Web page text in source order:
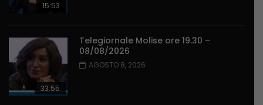
15:53
33:55
Telegiornale Molise ore 19.30 –
08/08/2026
AGOSTO 8, 2026